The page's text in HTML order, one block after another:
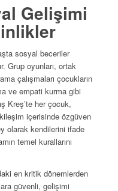
Gelişimi
sosyal beceriler
Grup oyunları, ortak
çalışmaları çocukların
ve empati kurma gibi
Kreş’te her çocuk,
içerisinde özgüven
olarak kendilerini ifade
temel kurallarını
en kritik dönemlerden
güvenli, gelişimi